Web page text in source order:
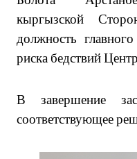
кыргызской
должность
риска бедствий
В завершение
соответствующее